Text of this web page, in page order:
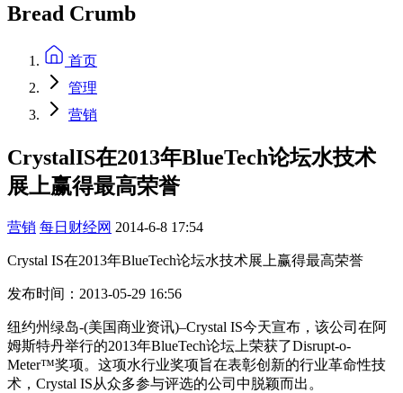
Bread Crumb
首页
管理
营销
CrystalIS在2013年BlueTech论坛水技术
展上赢得最高荣誉
营销 每日财经网 2014-6-8 17:54
Crystal IS在2013年BlueTech论坛水技术展上赢得最高荣誉
发布时间：2013-05-29 16:56
纽约州绿岛-(美国商业资讯)–Crystal IS今天宣布，该公司在阿
姆斯特丹举行的2013年BlueTech论坛上荣获了Disrupt-o-
Meter™奖项。这项水行业奖项旨在表彰创新的行业革命性技
术，Crystal IS从众多参与评选的公司中脱颖而出。